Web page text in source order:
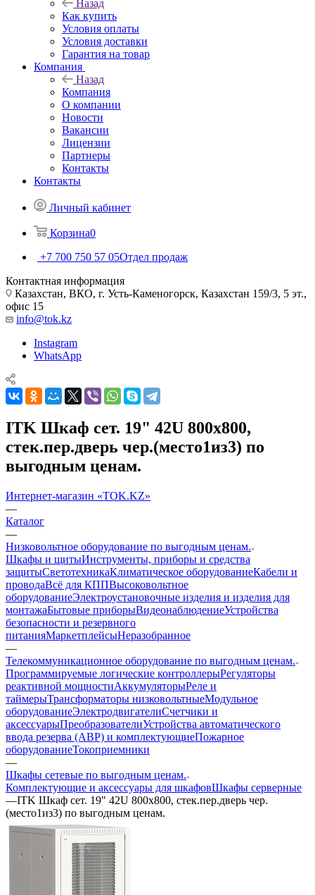
Назад
Как купить
Условия оплаты
Условия доставки
Гарантия на товар
Компания
Назад
Компания
О компании
Новости
Вакансии
Лицензии
Партнеры
Контакты
Контакты
Личный кабинет
Корзина0
+7 700 750 57 05Отдел продаж
Контактная информация
Казахстан, ВКО, г. Усть-Каменогорск, Казахстан 159/3, 5 эт.,
офис 15
info@tok.kz
Instagram
WhatsApp
ITK Шкаф сет. 19" 42U 800х800,
стек.пер.дверь чер.(место1из3) по
выгодным ценам.
Интернет-магазин «TOK.KZ»
—
Каталог
—
Низковольтное оборудование по выгодным ценам.
Шкафы и щитыИнструменты, приборы и средства
защитыСветотехникаКлиматическое оборудованиеКабели и
проводаВсё для КППВысоковольтное
оборудованиеЭлектроустановочные изделия и изделия для
монтажаБытовые приборыВидеонаблюдениеУстройства
безопасности и резервного
питанияМаркетплейсыНеразобранное
—
Телекоммуникационное оборудование по выгодным ценам.
Программируемые логические контроллерыРегуляторы
реактивной мощностиАккумуляторыРеле и
таймерыТрансформаторы низковольтныеМодульное
оборудованиеЭлектродвигателиСчетчики и
аксессуарыПреобразователиУстройства автоматического
ввода резерва (АВР) и комплектующиеПожарное
оборудованиеТокоприемники
—
Шкафы сетевые по выгодным ценам.
Комплектующие и аксессуары для шкафовШкафы серверные
—ITK Шкаф сет. 19" 42U 800х800, стек.пер.дверь чер.
(место1из3) по выгодным ценам.